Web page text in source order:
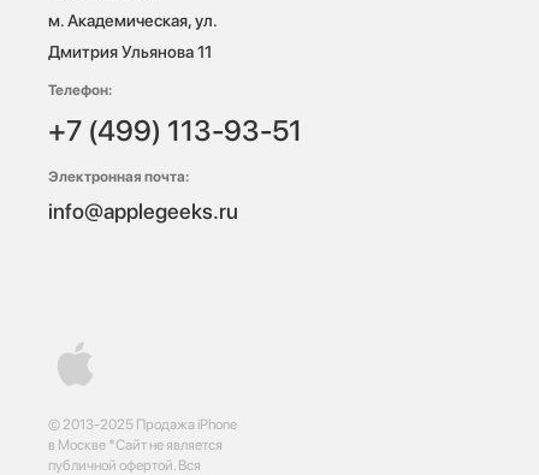
© 2013-2025 Продажа iPhone
в Москве *Сайт не является
публичной офертой. Вся
м. Академическая, ул.
Дмитрия Ульянова 11
Телефон:
+7 (499) 113-93-51
Электронная почта:
info@applegeeks.ru